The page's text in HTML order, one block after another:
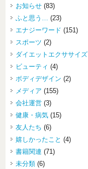
お知らせ (83)
ふと思う… (23)
エナジーワード (151)
スポーツ (2)
ダイエットエクササイズ
ビューティ (4)
ボディデザイン (2)
メディア (155)
会社運営 (3)
健康・病気 (15)
友人たち (6)
嬉しかったこと (4)
書籍関連 (71)
未分類 (6)